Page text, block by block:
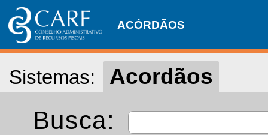
ACÓRDÃOS
Sistemas: Acordãos
Busca: